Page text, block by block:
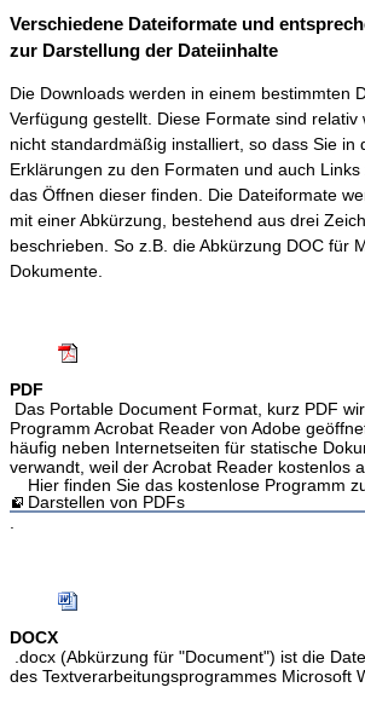
Verschiedene Dateiformate und
zur Darstellung der Dateiinhalte
Die Downloads werden in einem bestimmten
Verfügung gestellt. Diese Formate sind relativ
nicht standardmäßig installiert, so dass Sie in
Erklärungen zu den Formaten und auch
das Öffnen dieser finden. Die Dateiformate
mit einer Abkürzung, bestehend aus drei
beschrieben. So z.B. die Abkürzung DOC für
Dokumente.
PDF
Das Portable Document Format, kurz PDF
Programm Acrobat Reader von Adobe
häufig neben Internetseiten für statische
verwandt, weil der Acrobat Reader kostenlos
Hier finden Sie das kostenlose Programm
Darstellen von PDFs
.
DOCX
.docx (Abkürzung für "Document") ist die
des Textverarbeitungsprogrammes Microsoft